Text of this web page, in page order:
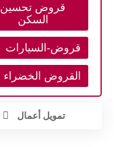
قروض تحسين
السكن
قروض-السيارات
القروض الخضراء
تمويل أعمال